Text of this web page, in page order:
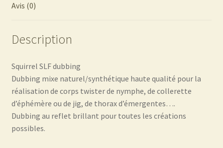
Avis (0)
Description
Squirrel SLF dubbing
Dubbing mixe naturel/synthétique haute qualité pour la
réalisation de corps twister de nymphe, de collerette
d’éphémère ou de jig, de thorax d’émergentes….
Dubbing au reflet brillant pour toutes les créations
possibles.